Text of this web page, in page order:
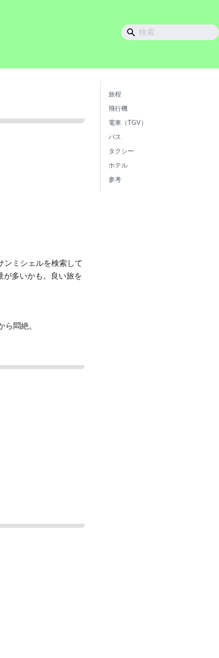
ンミシェルを検索して
が多いかも。良い旅を
悶絶。
旅程
飛行機
電車（TGV）
バス
タクシー
ホテル
参考